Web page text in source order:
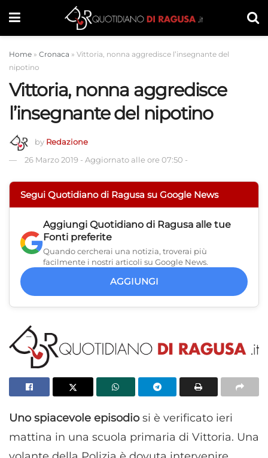
Home » Cronaca » Vittoria, nonna aggredisce l’insegnante del
nipotino
Vittoria, nonna aggredisce
l’insegnante del nipotino
by Redazione
26 Marzo 2019 - Aggiornato alle ore 07:50 -
Segui Quotidiano di Ragusa su Google News
Aggiungi Quotidiano di Ragusa alle tue
Fonti preferite
Quando cercherai una notizia, troverai più
facilmente i nostri articoli su Google News.
AGGIUNGI
Uno spiacevole episodiosi è verificato ieri
mattina in una scuola primaria di Vittoria. Una